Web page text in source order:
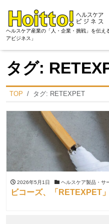
ヘルスケア産業の「人・企業・挑戦」を伝
アビジネス」
タグ:
TOP タグ: RETEXPET
2026年5月1日 ヘルスケア製品・サ
ビコーズ、「RETEXPET